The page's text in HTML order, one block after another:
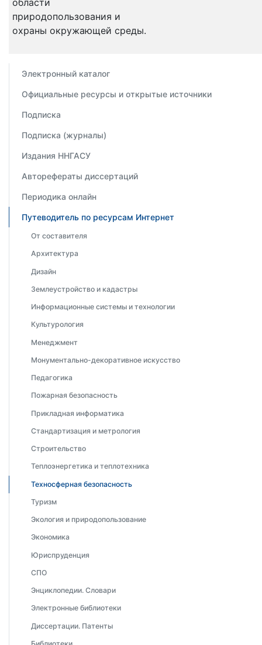
области
природопользования и
охраны окружающей среды.
Электронный каталог
Официальные ресурсы и открытые источники
Подписка
Подписка (журналы)
Издания ННГАСУ
Авторефераты диссертаций
Периодика онлайн
Путеводитель по ресурсам Интернет
От составителя
Архитектура
Дизайн
Землеустройство и кадастры
Информационные системы и технологии
Культурология
Менеджмент
Монументально-декоративное искусство
Педагогика
Пожарная безопасность
Прикладная информатика
Стандартизация и метрология
Строительство
Теплоэнергетика и теплотехника
Техносферная безопасность
Туризм
Экология и природопользование
Экономика
Юриспруденция
СПО
Энциклопедии. Словари
Электронные библиотеки
Диссертации. Патенты